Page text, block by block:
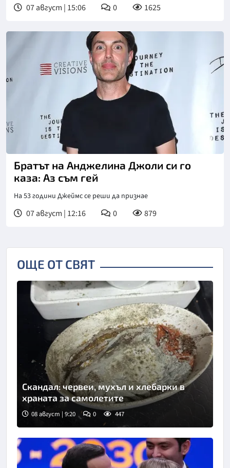
07 август | 15:06 0 1625
Братът на Анджелина Джоли си го
каза: Аз съм гей
На 53 години Джеймс се реши да признае
07 август | 12:16 0 879
ОЩЕ ОТ СВЯТ
Скандал: червеи, мухъл и хлебарки в
храната за самолетите
08 август | 9:20 0 447